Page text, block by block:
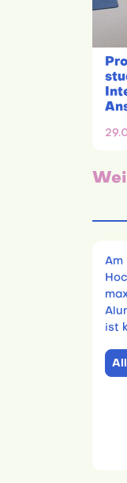
Am
ist